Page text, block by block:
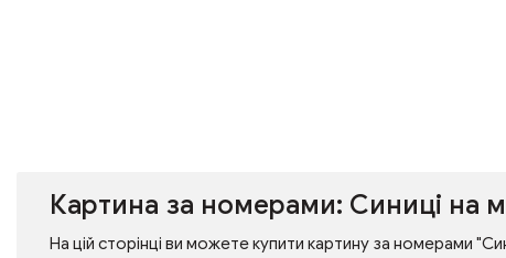
Картина за номерами: Синиці на
На цій сторінці ви можете купити картину за номерами